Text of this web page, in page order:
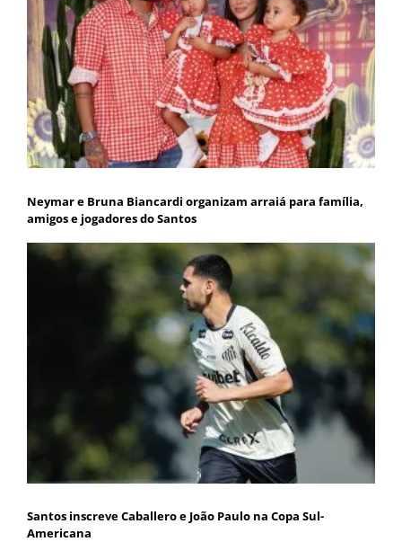
Neymar e Bruna Biancardi organizam arraiá para família,
amigos e jogadores do Santos
Santos inscreve Caballero e João Paulo na Copa Sul-
Americana